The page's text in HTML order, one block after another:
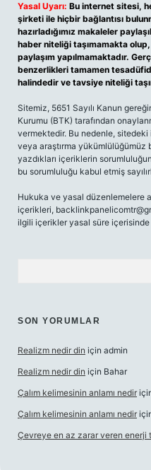
Yasal Uyarı: Bu internet sitesi,
şirketi ile hiçbir bağlantısı
hazırladığımız makaleler
haber niteliği taşımamakta
paylaşım yapılmamaktadır.
benzerlikleri tamamen
halindedir ve tavsiye niteliği
Sitemiz, 5651 Sayılı Kanun
Kurumu (BTK) tarafından
vermektedir. Bu nedenle,
veya araştırma yükümlülüğümüz
yazdıkları içeriklerin
bu sorumluluğu kabul etmiş
Hukuka ve yasal düzenlemelere
içerikleri,
ilgili içerikler yasal süre içerisinde
SON YORUMLAR
Realizm nedir din için admin
Realizm nedir din için Bahar
Çalım kelimesinin anlamı nedir
Çalım kelimesinin anlamı nedir
Çevreye en az zarar veren enerji